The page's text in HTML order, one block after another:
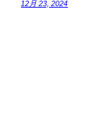
12月 23, 2024